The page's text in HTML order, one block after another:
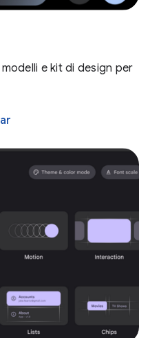
e kit di design per